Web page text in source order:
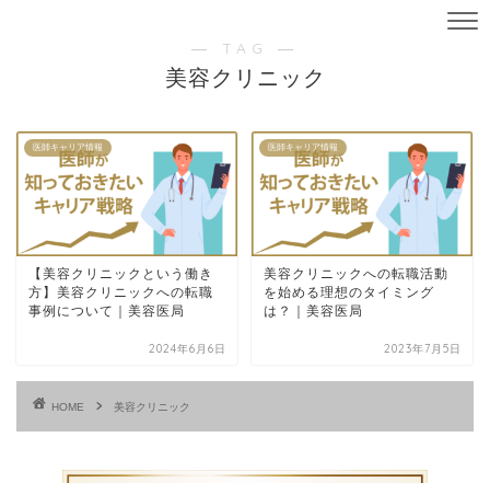
― TAG ―
美容クリニック
医師キャリア情報
【美容クリニックという働き
方】美容クリニックへの転職
事例について｜美容医局
2024年6月6日
医師キャリア情報
美容クリニックへの転職活動
を始める理想のタイミング
は？｜美容医局
2023年7月5日
HOME 美容クリニック